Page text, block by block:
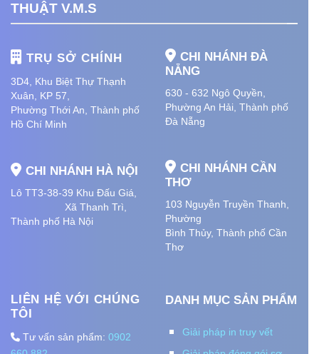
THUẬT V.M.S
TRỤ SỞ CHÍNH
3D4, Khu Biệt Thự Thạnh
Xuân, KP 57,
Phường Thới An, Thành phố
Hồ Chí Minh
CHI NHÁNH HÀ NỘI
Lô TT3-38-39 Khu Đấu Giá,
Xã Thanh Trì,
Thành phố Hà Nội
CHI NHÁNH ĐÀ
NẴNG
630 - 632 Ngô Quyền,
Phường An Hải , Thành phố
Đà Nẵng
CHI NHÁNH CẦN
THƠ
103 Nguyễn Truyền Thanh,
Phường
Bình Thủy, Thành phố Cần
Thơ
LIÊN HỆ VỚI CHÚNG
TÔI
Tư vấn sản phẩm: 0902
DANH MỤC SẢN PHẨM
Giải pháp in truy vết